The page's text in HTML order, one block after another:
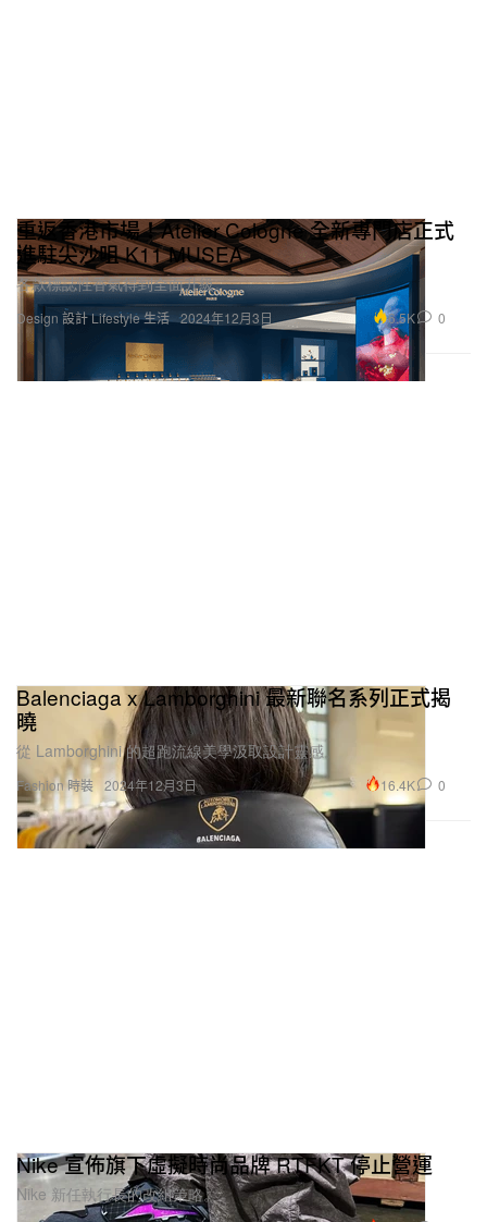
Design 設計Lifestyle 生活
重返香港市場！Atelier Cologne 全新專門店正式
進駐尖沙咀 K11 MUSEA
各款標誌性香氣得到全面升級。
2024年12月3日 6.5K 0
Fashion 時裝
Balenciaga x Lamborghini 最新聯名系列正式揭
曉
從 Lamborghini 的超跑流線美學汲取設計靈感。
2024年12月3日 16.4K 0
Nike 宣佈旗下虛擬時尚品牌 RTFKT 停止營運
Nike 新任執行長的改組策略。